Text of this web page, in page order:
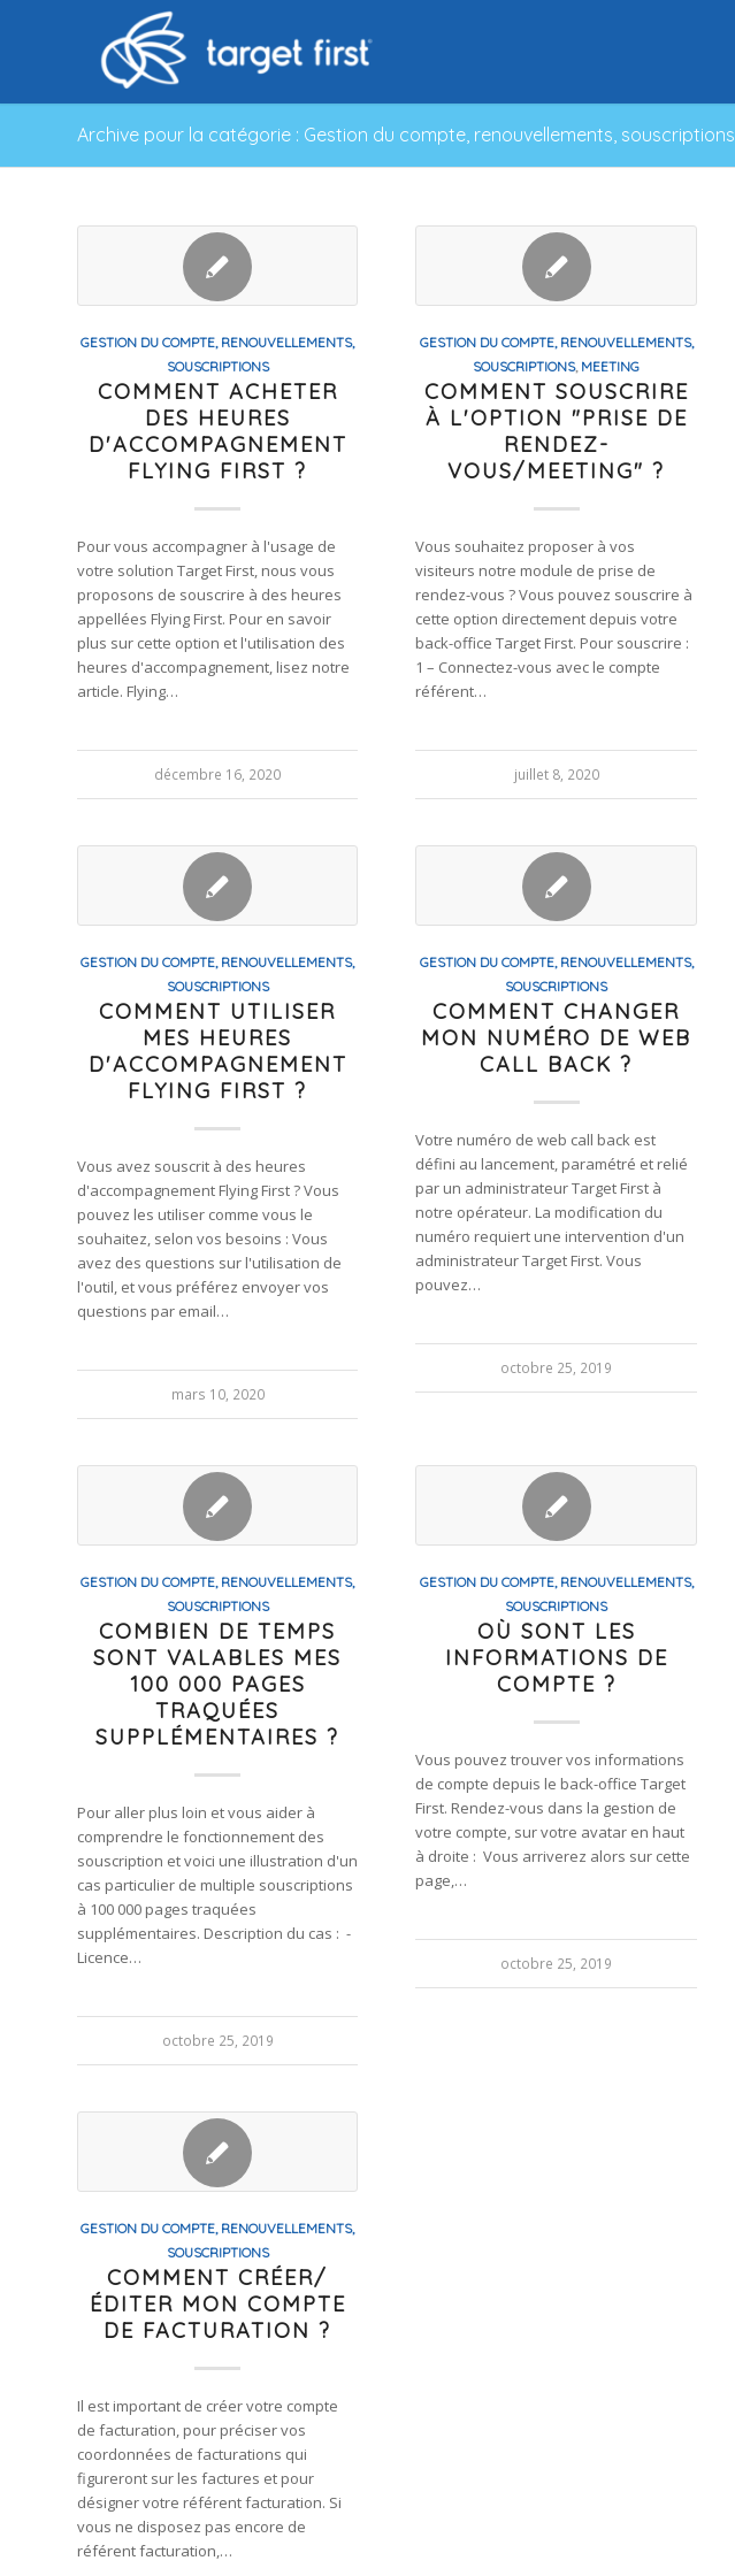
Archive pour la catégorie : Gestion du compte, renouvellements, souscriptions
GESTION DU COMPTE, RENOUVELLEMENTS,
SOUSCRIPTIONS
COMMENT ACHETER
DES HEURES
D'ACCOMPAGNEMENT
FLYING FIRST ?
Pour vous accompagner à l'usage de
votre solution Target First, nous vous
proposons de souscrire à des heures
appellées Flying First. Pour en savoir
plus sur cette option et l'utilisation des
heures d'accompagnement, lisez notre
article. Flying…
décembre 16, 2020
GESTION DU COMPTE, RENOUVELLEMENTS,
SOUSCRIPTIONS, MEETING
COMMENT SOUSCRIRE
À L'OPTION "PRISE DE
RENDEZ-
VOUS/MEETING" ?
Vous souhaitez proposer à vos
visiteurs notre module de prise de
rendez-vous ? Vous pouvez souscrire à
cette option directement depuis votre
back-office Target First. Pour souscrire :
1 – Connectez-vous avec le compte
référent…
juillet 8, 2020
GESTION DU COMPTE, RENOUVELLEMENTS,
SOUSCRIPTIONS
COMMENT UTILISER
MES HEURES
D'ACCOMPAGNEMENT
FLYING FIRST ?
Vous avez souscrit à des heures
d'accompagnement Flying First ? Vous
pouvez les utiliser comme vous le
souhaitez, selon vos besoins : Vous
avez des questions sur l'utilisation de
l'outil, et vous préférez envoyer vos
questions par email…
mars 10, 2020
GESTION DU COMPTE, RENOUVELLEMENTS,
SOUSCRIPTIONS
COMMENT CHANGER
MON NUMÉRO DE WEB
CALL BACK ?
Votre numéro de web call back est
défini au lancement, paramétré et relié
par un administrateur Target First à
notre opérateur. La modification du
numéro requiert une intervention d'un
administrateur Target First. Vous
pouvez…
octobre 25, 2019
GESTION DU COMPTE, RENOUVELLEMENTS,
SOUSCRIPTIONS
COMBIEN DE TEMPS
SONT VALABLES MES
100 000 PAGES
TRAQUÉES
SUPPLÉMENTAIRES ?
Pour aller plus loin et vous aider à
comprendre le fonctionnement des
souscription et voici une illustration d'un
cas particulier de multiple souscriptions
à 100 000 pages traquées
supplémentaires. Description du cas : -
Licence…
octobre 25, 2019
GESTION DU COMPTE, RENOUVELLEMENTS,
SOUSCRIPTIONS
OÙ SONT LES
INFORMATIONS DE
COMPTE ?
Vous pouvez trouver vos informations
de compte depuis le back-office Target
First. Rendez-vous dans la gestion de
votre compte, sur votre avatar en haut
à droite : Vous arriverez alors sur cette
page,…
octobre 25, 2019
GESTION DU COMPTE, RENOUVELLEMENTS,
SOUSCRIPTIONS
COMMENT CRÉER/
ÉDITER MON COMPTE
DE FACTURATION ?
Il est important de créer votre compte
de facturation, pour préciser vos
coordonnées de facturations qui
figureront sur les factures et pour
désigner votre référent facturation. Si
vous ne disposez pas encore de
référent facturation,…